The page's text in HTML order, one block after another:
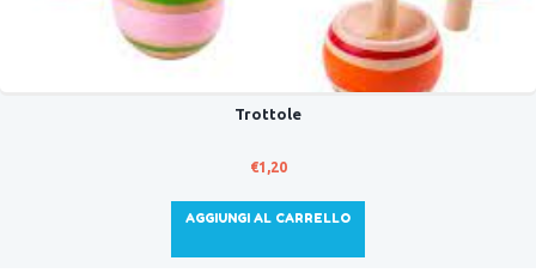
Trottole
€1,20
AGGIUNGI AL CARRELLO